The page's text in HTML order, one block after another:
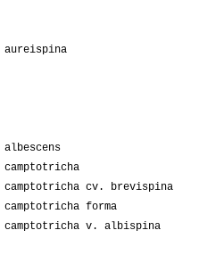
aureispina
camptotricha cv. brevispina
forma
camptotricha v. albispina